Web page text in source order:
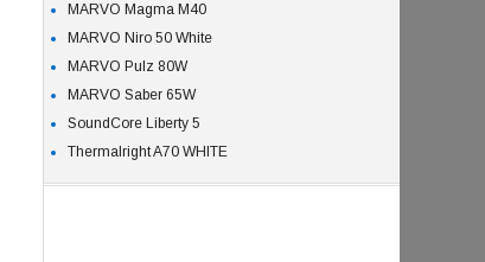
MARVO Magma M40
MARVO Niro 50 White
MARVO Pulz 80W
MARVO Saber 65W
SoundCore Liberty 5
Thermalright A70 WHITE